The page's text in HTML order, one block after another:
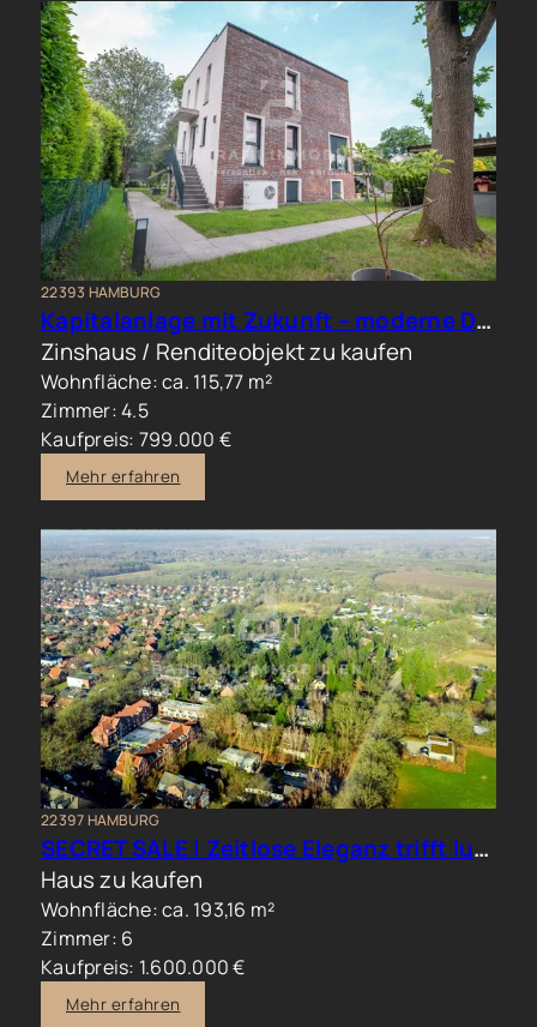
22393 HAMBURG
Kapitalanlage mit Zukunft – moderne Doppelhaushälfte in begehrter Wohnlage
Zinshaus / Renditeobjekt zu kaufen
Wohnfläche: ca. 115,77 m²
Zimmer: 4.5
Kaufpreis: 799.000 €
Mehr erfahren
22397 HAMBURG
SECRET SALE | Zeitlose Eleganz trifft luxuriöses Familienwohnen im Hamburger Norden
Haus zu kaufen
Wohnfläche: ca. 193,16 m²
Zimmer: 6
Kaufpreis: 1.600.000 €
Mehr erfahren